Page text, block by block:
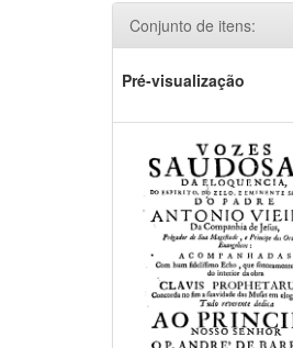
Conjunto de itens:
Pré-visualização